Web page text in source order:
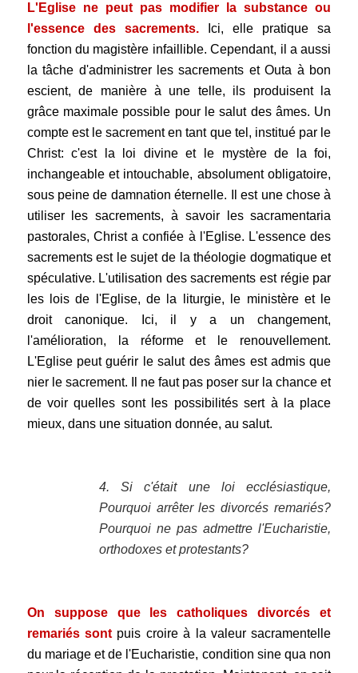
L'Eglise ne peut pas modifier la substance ou
l'essence des sacrements.Ici, elle pratique sa
fonction du magistère infaillible. Cependant, il a aussi
la tâche d'administrer les sacrements et Outa à bon
escient, de manière à une telle, ils produisent la
grâce maximale possible pour le salut des âmes. Un
compte est le sacrement en tant que tel, institué par le
Christ: c'est la loi divine et le mystère de la foi,
inchangeable et intouchable, absolument obligatoire,
sous peine de damnation éternelle. Il est une chose à
utiliser les sacrements, à savoir les sacramentaria
pastorales, Christ a confiée à l'Eglise. L'essence des
sacrements est le sujet de la théologie dogmatique et
spéculative. L'utilisation des sacrements est régie par
les lois de l'Eglise, de la liturgie, le ministère et le
droit canonique. Ici, il y a un changement,
l'amélioration, la réforme et le renouvellement.
L'Eglise peut guérir le salut des âmes est admis que
nier le sacrement. Il ne faut pas poser sur la chance et
de voir quelles sont les possibilités sert à la place
mieux, dans une situation donnée, au salut.
4. Si c'était une loi ecclésiastique,
Pourquoi arrêter les divorcés remariés?
Pourquoi ne pas admettre l'Eucharistie,
orthodoxes et protestants?
On suppose que les catholiques divorcés et
remariés sont puis croire à la valeur sacramentelle
du mariage et de l'Eucharistie, condition sine qua non